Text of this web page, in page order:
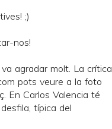
;)
nos!
agradar molt. La crítica
pots veure a la foto
En Carlos Valencia té
típica del